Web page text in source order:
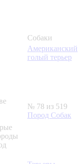
Собаки
Американский
голый терьер
№ 78 из 519
Пород Собак